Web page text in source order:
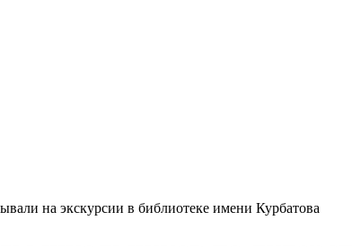
на экскурсии в библиотеке имени Курбатова